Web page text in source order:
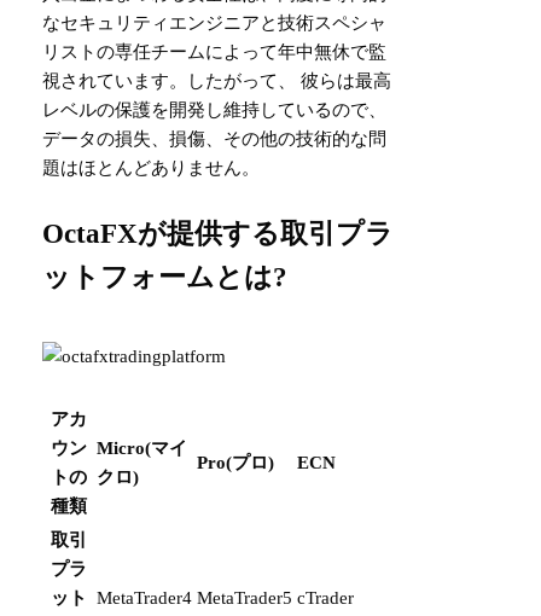
なセキュリティエンジニアと技術スペシャ
リストの専任チームによって年中無休で監
視されています。したがって、 彼らは最高
レベルの保護を開発し維持しているので、
データの損失、損傷、その他の技術的な問
題はほとんどありません。
OctaFXが提供する取引プラ
ットフォームとは?
アカ
ウン
トの
種類
Micro(マイ
クロ)
Pro(プロ) ECN
取引
プラ
ット
MetaTrader4 MetaTrader5 cTrader